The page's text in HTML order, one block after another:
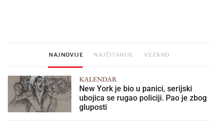
NAJNOVIJE NAJČITANIJE VEZANO
KALENDAR
New York je bio u panici, serijski
ubojica se rugao policiji. Pao je zbog
gluposti